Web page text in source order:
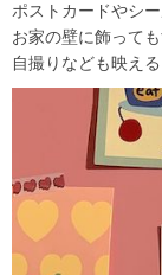
ポストカードやシ
お家の壁に飾って
自撮りなども映え